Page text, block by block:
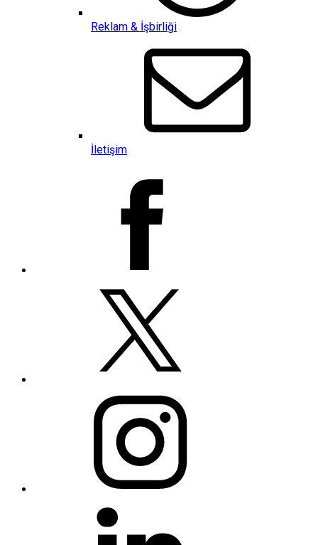
Reklam & İşbirliği
İletişim